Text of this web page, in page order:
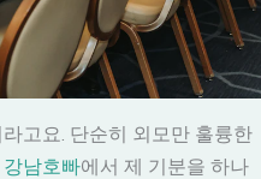
고요. 단순히 외모만 훌륭한
강남호빠에서 제 기분을 하나